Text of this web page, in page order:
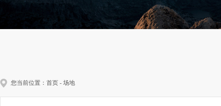
您当前位置： 首页 - 场地